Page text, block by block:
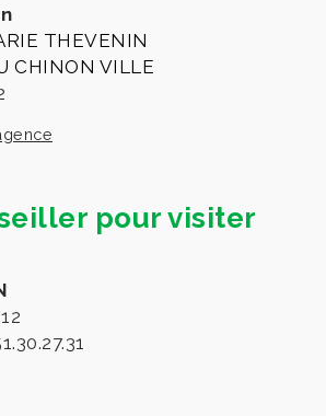
THEVENIN
CHINON VILLE
pour visiter